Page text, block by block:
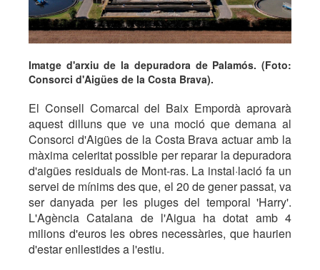
Imatge d'arxiu de la depuradora de Palamós. (Foto:
Consorci d'Aigües de la Costa Brava).
El Consell Comarcal del Baix Empordà aprovarà
aquest dilluns que ve una moció que demana al
Consorci d'Aigües de la Costa Brava actuar amb la
màxima celeritat possible per reparar la depuradora
d'aigües residuals de Mont-ras. La instal·lació fa un
servei de mínims des que, el 20 de gener passat, va
ser danyada per les pluges del temporal 'Harry'.
L'Agència Catalana de l'Aigua ha dotat amb 4
milions d'euros les obres necessàries, que haurien
d'estar enllestides a l'estiu.